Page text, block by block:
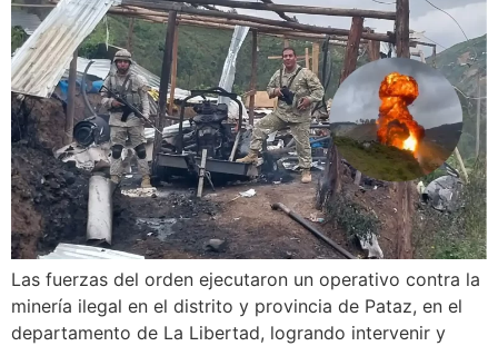
Las fuerzas del orden ejecutaron un operativo contra la
minería ilegal en el distrito y provincia de Pataz, en el
departamento de La Libertad, logrando intervenir y